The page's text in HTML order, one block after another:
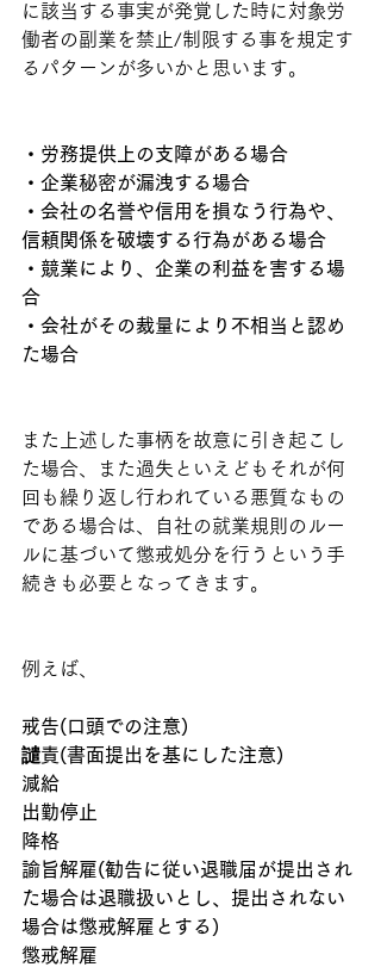
に該当する事実が発覚した時に対象労
働者の副業を禁止/制限する事を規定す
るパターンが多いかと思います。
・労務提供上の支障がある場合
・企業秘密が漏洩する場合
・会社の名誉や信用を損なう行為や、
信頼関係を破壊する行為がある場合
・競業により、企業の利益を害する場
合
・会社がその裁量により不相当と認め
た場合
また上述した事柄を故意に引き起こし
た場合、また過失といえどもそれが何
回も繰り返し行われている悪質なもの
である場合は、自社の就業規則のルー
ルに基づいて懲戒処分を行うという手
続きも必要となってきます。
例えば、
戒告(口頭での注意)
譴責(書面提出を基にした注意)
減給
出勤停止
降格
諭旨解雇(勧告に従い退職届が提出され
た場合は退職扱いとし、提出されない
場合は懲戒解雇とする)
懲戒解雇